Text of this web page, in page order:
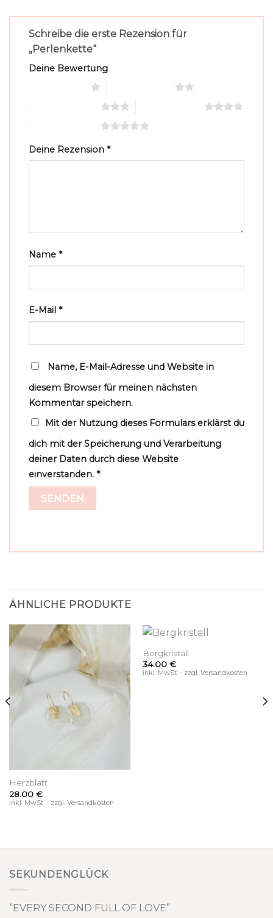
Schreibe die erste Rezension für
„Perlenkette“
Deine Bewertung
Deine Rezension *
Name *
E-Mail *
Name, E-Mail-Adresse und Website in
diesem Browser für meinen nächsten
Kommentar speichern.
Mit der Nutzung dieses Formulars erklärst du
dich mit der Speicherung und Verarbeitung
deiner Daten durch diese Website
einverstanden. *
ÄHNLICHE PRODUKTE
Herzblatt
28.00 €
inkl. MwSt. - zzgl. Versandkosten
Bergkristall
34.00 €
inkl. MwSt. - zzgl. Versandkosten
SEKUNDENGLÜCK
“EVERY SECOND FULL OF LOVE”